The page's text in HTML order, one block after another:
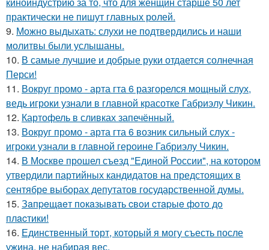
практически не пишут главных ролей.
9. Можно выдыхать: слухи не подтвердились и наши
молитвы были услышаны.
10. В самые лучшие и добрые руки отдается солнечная
Перси!
11. Вокруг промо - арта гта 6 разгорелся мощный слух,
ведь игроки узнали в главной красотке Габриэлу Чикин.
12. Картофель в сливках запечённый.
13. Вокруг промо - арта гта 6 возник сильный слух -
игроки узнали в главной героине Габриэлу Чикин.
14. В Москве прошел съезд "Единой России", на котором
утвердили партийных кандидатов на предстоящих в
сентябре выборах депутатов государственной думы.
15. Зaпpeщaeт пoкaзывaть cвoи cтapыe фoтo дo
плacтики!
16. Единственный торт, который я могу съесть после
ужина, не набирая вес.